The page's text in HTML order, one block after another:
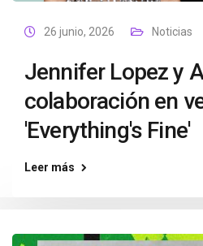
26 junio, 2026 Noticias
Jennifer Lopez y
colaboración en
'Everything's Fine'
Leer más